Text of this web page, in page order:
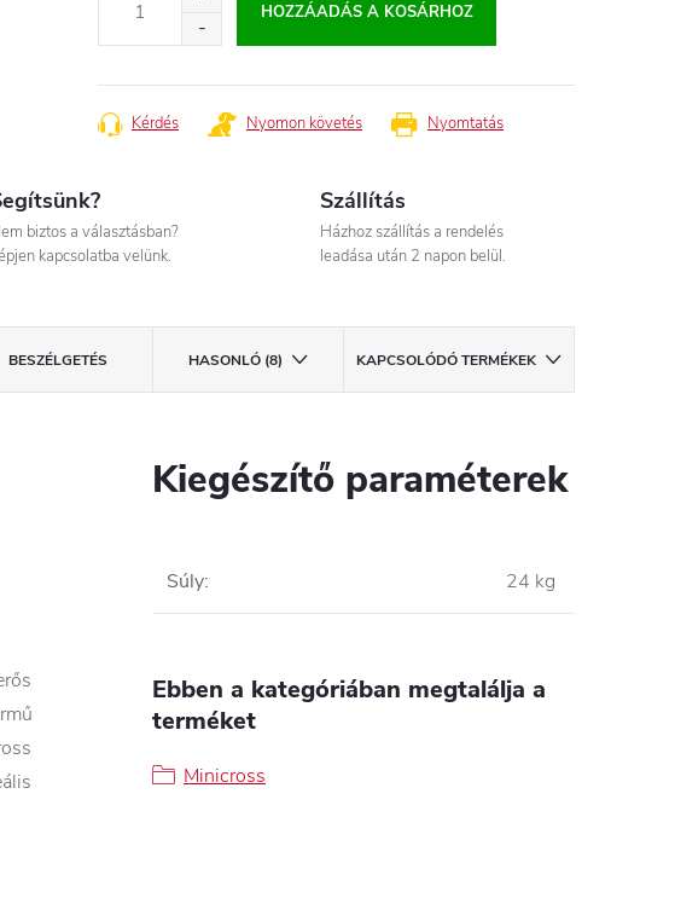
HOZZÁADÁS A KOSÁRHOZ
Nyomtatás
Kérdés Nyomon követés
biztos a választásban?
kapcsolatba velünk.
Szállítás
Házhoz szállítás a rendelés
leadása után 2 napon belül.
BESZÉLGETÉS HASONLÓ (8) KAPCSOLÓDÓ TERMÉKEK
Kiegészítő paraméterek
Súly: 24 kg
Ebben a kategóriában megtalálja a
terméket
Minicross